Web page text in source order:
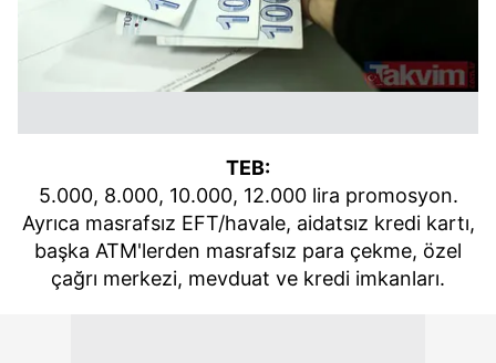
TEB:
5.000, 8.000, 10.000, 12.000 lira promosyon.
Ayrıca masrafsız EFT/havale, aidatsız kredi kartı,
başka ATM'lerden masrafsız para çekme, özel
çağrı merkezi, mevduat ve kredi imkanları.